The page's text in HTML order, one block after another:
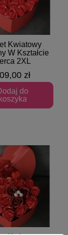
podgląd
Kwiatowy
W Kształcie
2XL
zł
do
koszyka